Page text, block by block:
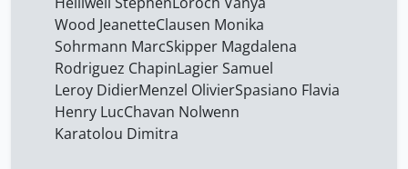
Wood JeanetteClausen Monika
Sohrmann MarcSkipper Magdalena
Rodriguez ChapinLagier Samuel
Leroy DidierMenzel OlivierSpasiano Flavia
Henry LucChavan Nolwenn
Karatolou Dimitra